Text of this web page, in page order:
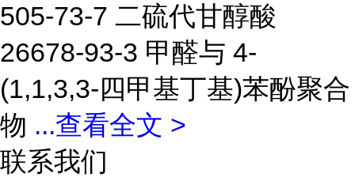
505-73-7 二硫代甘醇酸
26678-93-3 甲醛与 4-
(1,1,3,3-四甲基丁基)苯酚聚合
物 ...查看全文 >
联系我们